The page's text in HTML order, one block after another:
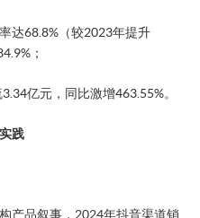
达68.8%（较2023年提升
；
亿元，同比激增463.55%。
践
产品叙事，2024年抖音渠道销